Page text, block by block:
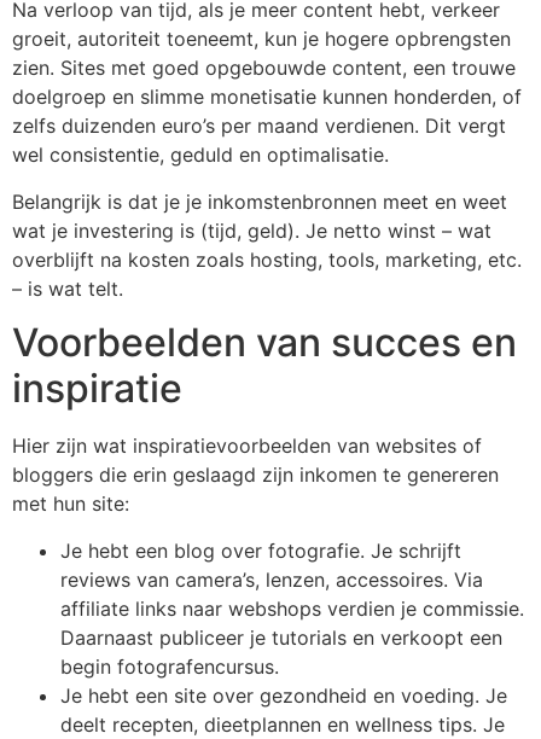
Na verloop van tijd, als je meer content hebt, verkeer
groeit, autoriteit toeneemt, kun je hogere opbrengsten
zien. Sites met goed opgebouwde content, een trouwe
doelgroep en slimme monetisatie kunnen honderden, of
zelfs duizenden euro’s per maand verdienen. Dit vergt
wel consistentie, geduld en optimalisatie.
Belangrijk is dat je je inkomstenbronnen meet en weet
wat je investering is (tijd, geld). Je netto winst – wat
overblijft na kosten zoals hosting, tools, marketing, etc.
– is wat telt.
Voorbeelden van succes en
inspiratie
Hier zijn wat inspiratievoorbeelden van websites of
bloggers die erin geslaagd zijn inkomen te genereren
met hun site:
Je hebt een blog over fotografie. Je schrijft
reviews van camera’s, lenzen, accessoires. Via
affiliate links naar webshops verdien je commissie.
Daarnaast publiceer je tutorials en verkoopt een
begin fotografencursus.
Je hebt een site over gezondheid en voeding. Je
deelt recepten, dieetplannen en wellness tips. Je